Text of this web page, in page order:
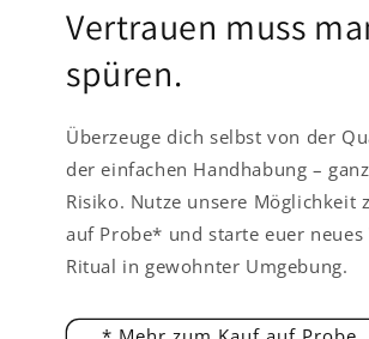
Vertrauen muss
spüren.
Überzeuge dich selbst von der
der einfachen Handhabung –
Risiko. Nutze unsere Möglichkeit
auf Probe* und starte euer neues
Ritual in gewohnter Umgebung.